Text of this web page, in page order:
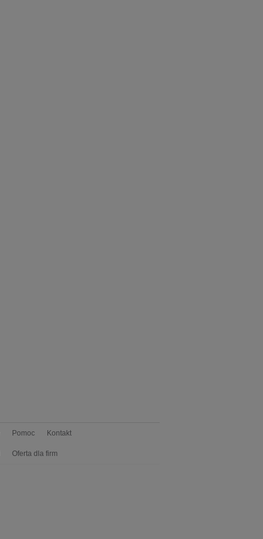
Pomoc Kontakt
Oferta dla firm